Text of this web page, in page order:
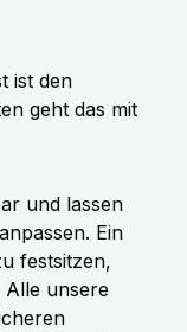
ist den
geht das mit
und lassen
Ein
festsitzen,
unsere